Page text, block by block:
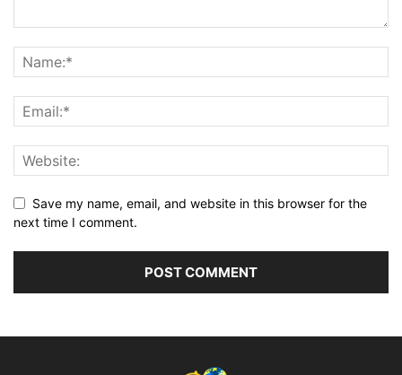
Save my name, email, and website in this browser for the
next time I comment.